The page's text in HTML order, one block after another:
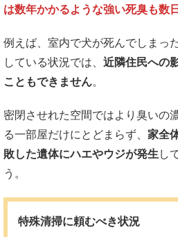
は数年かかるような強い死臭も数
例えば、室内で犬が死んでしまっ
している状況では、 近隣住民への
こともできません。
密閉させれた空間ではより臭いの
る一部屋だけにとどまらず、 家全
敗した遺体にハエやウジが発生し
う。
特殊清掃に頼むべき状況